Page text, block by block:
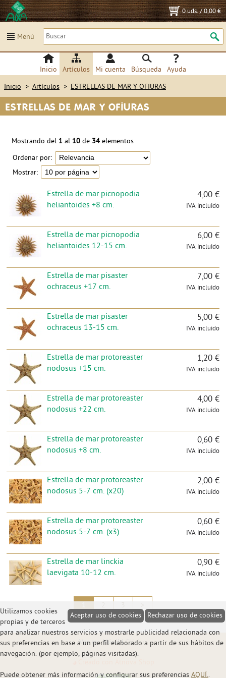
0 uds./0,00 €
Menú
Inicio Artículos Mi cuenta Búsqueda Ayuda
Inicio > Artículos > ESTRELLAS DE MAR Y OFIURAS
ESTRELLAS DE MAR Y OFIURAS
Mostrando del 1 al 10 de 34 elementos
Ordenar por:
Mostrar:
Estrella de mar picnopodia
heliantoides +8 cm.
4,00 €
IVA incluido
Estrella de mar picnopodia
heliantoides 12-15 cm.
6,00 €
IVA incluido
Estrella de mar pisaster
ochraceus +17 cm.
7,00 €
IVA incluido
Estrella de mar pisaster
ochraceus 13-15 cm.
5,00 €
IVA incluido
Estrella de mar protoreaster
nodosus +15 cm.
1,20 €
IVA incluido
Estrella de mar protoreaster
nodosus +22 cm.
4,00 €
IVA incluido
Estrella de mar protoreaster
nodosus +8 cm.
0,60 €
IVA incluido
Estrella de mar protoreaster
nodosus 5-7 cm. (x20)
2,00 €
IVA incluido
Estrella de mar protoreaster
nodosus 5-7 cm. (x3)
0,60 €
IVA incluido
Estrella de mar linckia
laevigata 10-12 cm.
0,90 €
IVA incluido
Ver en: Móvil |Clásico
Rechazar uso de cookies
Aceptar uso de cookies
Utilizamos cookies
propias y de terceros
para analizar nuestros servicios y mostrarle publicidad relacionada con
sus preferencias en base a un perfil elaborado a partir de sus hábitos de
navegación. (por ejemplo, páginas visitadas).
Puede obtener más información y configurar sus preferencias AQUÍ..